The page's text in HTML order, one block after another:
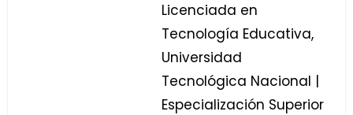
Licenciada en
Tecnología Educativa,
Universidad
Tecnológica Nacional |
Especialización Superior